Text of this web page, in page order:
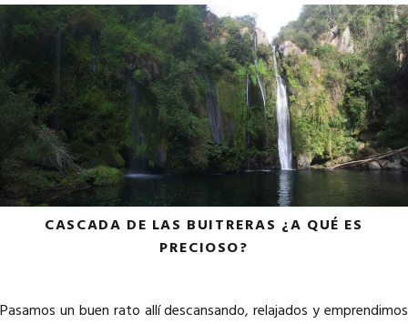
CASCADA DE LAS BUITRERAS ¿A QUÉ ES
PRECIOSO?
Pasamos un buen rato allí descansando, relajados y emprendimos